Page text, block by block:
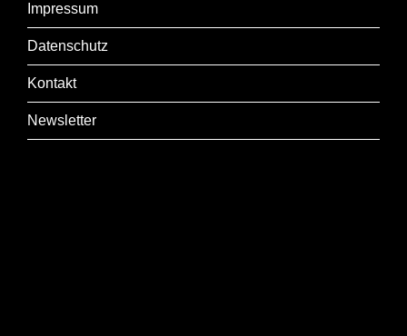
Impressum
Datenschutz
Kontakt
Newsletter